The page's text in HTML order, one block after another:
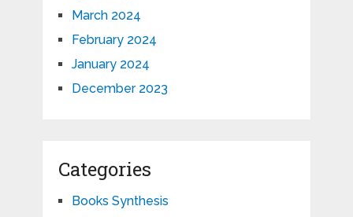
March 2024
February 2024
January 2024
December 2023
Categories
Books Synthesis